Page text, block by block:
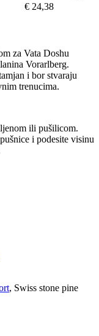
€ 24,38
za Vata Doshu
Vorarlberg.
i bor stvaraju
trenucima.
ili pušilicom.
i podesite visinu
, Swiss stone pine